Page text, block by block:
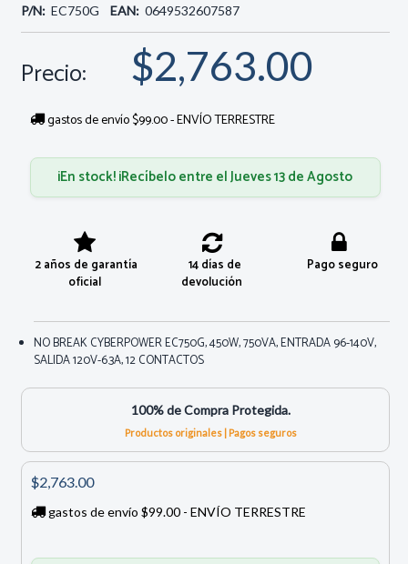
P/N: EC750G EAN: 0649532607587
Precio: $2,763.00
gastos de envío $99.00 - ENVÍO TERRESTRE
¡En stock! ¡Recíbelo entre el Jueves 13 de Agosto
2 años de garantía
oficial
14 días de
devolución
Pago seguro
NO BREAK CYBERPOWER EC750G, 450W, 750VA, ENTRADA 96-140V,
SALIDA 120V-6.3A, 12 CONTACTOS
100% de Compra Protegida.
Productos originales | Pagos seguros
$2,763.00
gastos de envío $99.00 - ENVÍO TERRESTRE